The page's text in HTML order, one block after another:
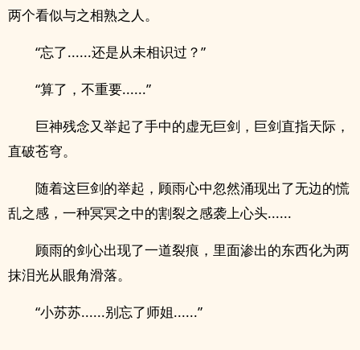
两个看似与之相熟之人。
“忘了......还是从未相识过？”
“算了，不重要......”
巨神残念又举起了手中的虚无巨剑，巨剑直指天际，
直破苍穹。
随着这巨剑的举起，顾雨心中忽然涌现出了无边的慌
乱之感，一种冥冥之中的割裂之感袭上心头......
顾雨的剑心出现了一道裂痕，里面渗出的东西化为两
抹泪光从眼角滑落。
“小苏苏......别忘了师姐......”